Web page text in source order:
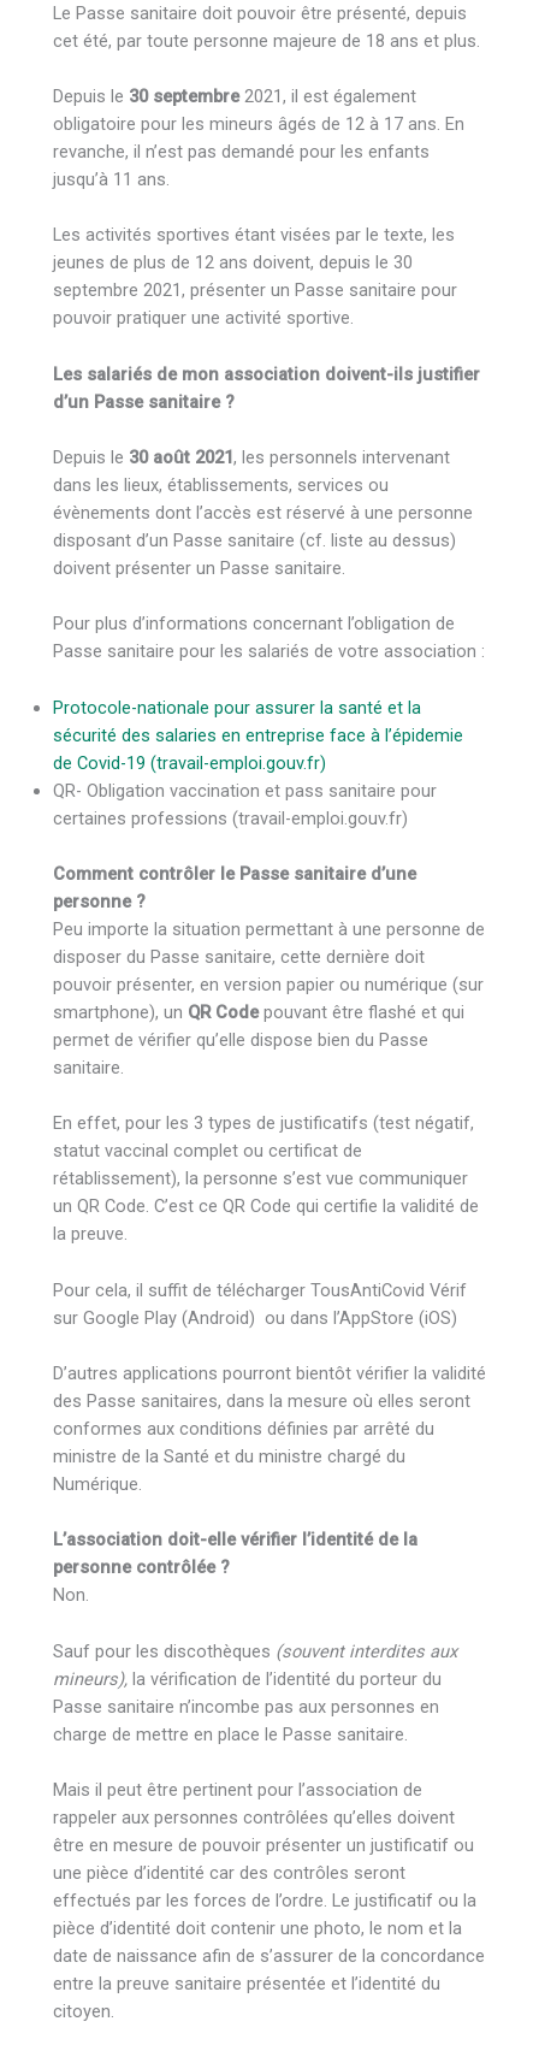
Le Passe sanitaire doit pouvoir être présenté, depuis
cet été, par toute personne majeure de 18 ans et plus.
Depuis le 30 septembre2021, il est également
obligatoire pour les mineurs âgés de 12 à 17 ans. En
revanche, il n’est pas demandé pour les enfants
jusqu’à 11 ans.
Les activités sportives étant visées par le texte, les
jeunes de plus de 12 ans doivent, depuis le 30
septembre 2021, présenter un Passe sanitaire pour
pouvoir pratiquer une activité sportive.
Les salariés de mon association doivent-ils justifier
d’un Passe sanitaire ?
Depuis le 30 août 2021, les personnels intervenant
dans les lieux, établissements, services ou
évènements dont l’accès est réservé à une personne
disposant d’un Passe sanitaire (cf. liste au dessus)
doivent présenter un Passe sanitaire.
Pour plus d’informations concernant l’obligation de
Passe sanitaire pour les salariés de votre association :
Protocole-nationale pour assurer la santé et la
sécurité des salaries en entreprise face à l’épidemie
de Covid-19 (travail-emploi.gouv.fr)
QR- Obligation vaccination et pass sanitaire pour
certaines professions (travail-emploi.gouv.fr)
Comment contrôler le Passe sanitaire d’une
personne ?
Peu importe la situation permettant à une personne de
disposer du Passe sanitaire, cette dernière doit
pouvoir présenter, en version papier ou numérique (sur
smartphone), un QR Codepouvant être flashé et qui
permet de vérifier qu’elle dispose bien du Passe
sanitaire.
En effet, pour les 3 types de justificatifs (test négatif,
statut vaccinal complet ou certificat de
rétablissement), la personne s’est vue communiquer
un QR Code. C’est ce QR Code qui certifie la validité de
la preuve.
Pour cela, il suffit de télécharger TousAntiCovid Vérif
sur Google Play (Android) ou dans l’AppStore (iOS)
D’autres applications pourront bientôt vérifier la validité
des Passe sanitaires, dans la mesure où elles seront
conformes aux conditions définies par arrêté du
ministre de la Santé et du ministre chargé du
Numérique.
L’association doit-elle vérifier l’identité de la
personne contrôlée ?
Non.
Sauf pour les discothèques (souvent interdites aux
mineurs), la vérification de l’identité du porteur du
Passe sanitaire n’incombe pas aux personnes en
charge de mettre en place le Passe sanitaire.
Mais il peut être pertinent pour l’association de
rappeler aux personnes contrôlées qu’elles doivent
être en mesure de pouvoir présenter un justificatif ou
une pièce d’identité car des contrôles seront
effectués par les forces de l’ordre. Le justificatif ou la
pièce d’identité doit contenir une photo, le nom et la
date de naissance afin de s’assurer de la concordance
entre la preuve sanitaire présentée et l’identité du
citoyen.